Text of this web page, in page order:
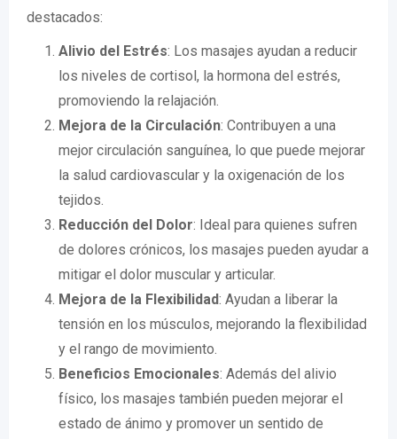
destacados:
Alivio del Estrés: Los masajes ayudan a reducir
los niveles de cortisol, la hormona del estrés,
promoviendo la relajación.
Mejora de la Circulación: Contribuyen a una
mejor circulación sanguínea, lo que puede mejorar
la salud cardiovascular y la oxigenación de los
tejidos.
Reducción del Dolor: Ideal para quienes sufren
de dolores crónicos, los masajes pueden ayudar a
mitigar el dolor muscular y articular.
Mejora de la Flexibilidad: Ayudan a liberar la
tensión en los músculos, mejorando la flexibilidad
y el rango de movimiento.
Beneficios Emocionales: Además del alivio
físico, los masajes también pueden mejorar el
estado de ánimo y promover un sentido de